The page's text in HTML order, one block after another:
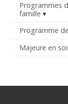
Programmes
famille
Programme
Majeure en